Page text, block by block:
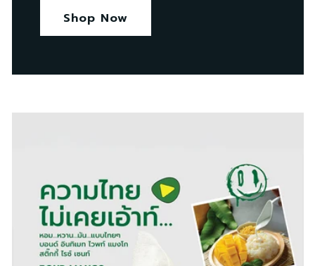
Shop Now